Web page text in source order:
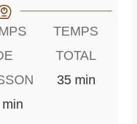
min
TEMPS
TOTAL
35mmin